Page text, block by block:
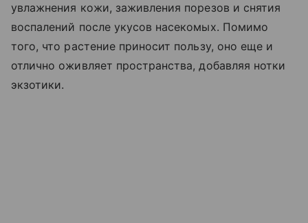
увлажнения кожи, заживления порезов и снятия
воспалений после укусов насекомых. Помимо
того, что растение приносит пользу, оно еще и
отлично оживляет пространства, добавляя нотки
экзотики.